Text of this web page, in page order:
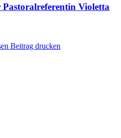
Pastoralreferentin Violetta
Beitrag drucken